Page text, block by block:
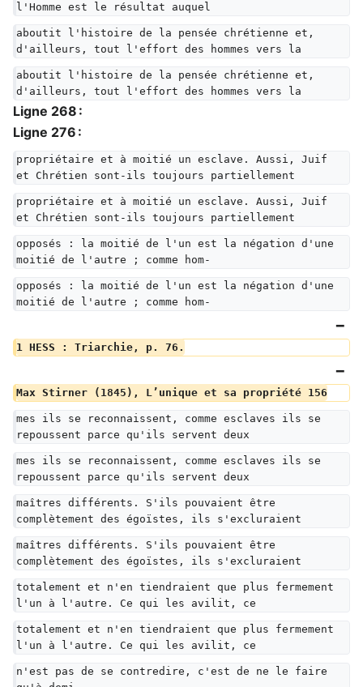
l'Homme est le résultat auquel
aboutit l'histoire de la pensée chrétienne et,
d'ailleurs, tout l'effort des hommes vers la
aboutit l'histoire de la pensée chrétienne et,
d'ailleurs, tout l'effort des hommes vers la
Ligne 268 :
Ligne 276 :
propriétaire et à moitié un esclave. Aussi, Juif
et Chrétien sont-ils toujours partiellement
propriétaire et à moitié un esclave. Aussi, Juif
et Chrétien sont-ils toujours partiellement
opposés : la moitié de l'un est la négation d'une
moitié de l'autre ; comme hom-
opposés : la moitié de l'un est la négation d'une
moitié de l'autre ; comme hom-
1 HESS : Triarchie, p. 76.
Max Stirner (1845), L’unique et sa propriété 156
mes ils se reconnaissent, comme esclaves ils se
repoussent parce qu'ils servent deux
mes ils se reconnaissent, comme esclaves ils se
repoussent parce qu'ils servent deux
maîtres différents. S'ils pouvaient être
complètement des égoïstes, ils s'excluraient
maîtres différents. S'ils pouvaient être
complètement des égoïstes, ils s'excluraient
totalement et n'en tiendraient que plus fermement
l'un à l'autre. Ce qui les avilit, ce
totalement et n'en tiendraient que plus fermement
l'un à l'autre. Ce qui les avilit, ce
n'est pas de se contredire, c'est de ne le faire